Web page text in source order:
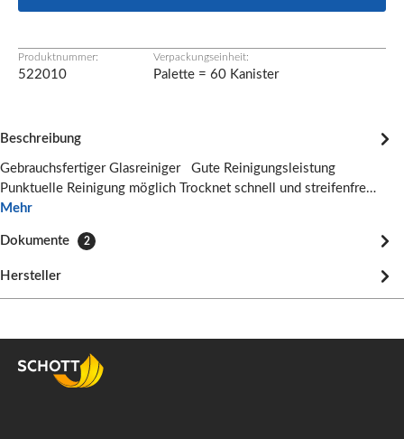
Produktnummer:
522010
Verpackungseinheit:
Palette = 60 Kanister
Beschreibung
Gebrauchsfertiger Glasreiniger Gute Reinigungsleistung
Punktuelle Reinigung möglich Trocknet schnell und streifenfre…
Mehr
Dokumente 2
Hersteller